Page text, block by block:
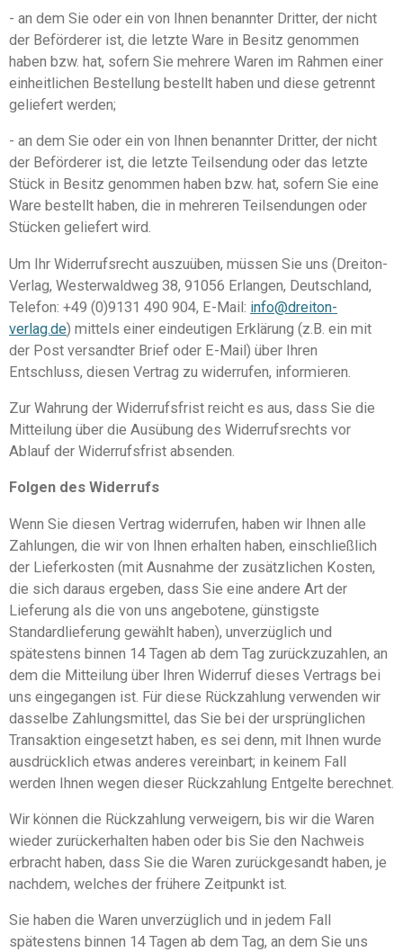
- an dem Sie oder ein von Ihnen benannter Dritter, der nicht
der Beförderer ist, die letzte Ware in Besitz genommen
haben bzw. hat, sofern Sie mehrere Waren im Rahmen einer
einheitlichen Bestellung bestellt haben und diese getrennt
geliefert werden;
- an dem Sie oder ein von Ihnen benannter Dritter, der nicht
der Beförderer ist, die letzte Teilsendung oder das letzte
Stück in Besitz genommen haben bzw. hat, sofern Sie eine
Ware bestellt haben, die in mehreren Teilsendungen oder
Stücken geliefert wird.
Um Ihr Widerrufsrecht auszuüben, müssen Sie uns (Dreiton-
Verlag, Westerwaldweg 38, 91056 Erlangen, Deutschland,
Telefon: +49 (0)9131 490 904, E-Mail: info@dreiton-
verlag.de) mittels einer eindeutigen Erklärung (z.B. ein mit
der Post versandter Brief oder E-Mail) über Ihren
Entschluss, diesen Vertrag zu widerrufen, informieren.
Zur Wahrung der Widerrufsfrist reicht es aus, dass Sie die
Mitteilung über die Ausübung des Widerrufsrechts vor
Ablauf der Widerrufsfrist absenden.
Folgen des Widerrufs
Wenn Sie diesen Vertrag widerrufen, haben wir Ihnen alle
Zahlungen, die wir von Ihnen erhalten haben, einschließlich
der Lieferkosten (mit Ausnahme der zusätzlichen Kosten,
die sich daraus ergeben, dass Sie eine andere Art der
Lieferung als die von uns angebotene, günstigste
Standardlieferung gewählt haben), unverzüglich und
spätestens binnen 14 Tagen ab dem Tag zurückzuzahlen, an
dem die Mitteilung über Ihren Widerruf dieses Vertrags bei
uns eingegangen ist. Für diese Rückzahlung verwenden wir
dasselbe Zahlungsmittel, das Sie bei der ursprünglichen
Transaktion eingesetzt haben, es sei denn, mit Ihnen wurde
ausdrücklich etwas anderes vereinbart; in keinem Fall
werden Ihnen wegen dieser Rückzahlung Entgelte berechnet.
Wir können die Rückzahlung verweigern, bis wir die Waren
wieder zurückerhalten haben oder bis Sie den Nachweis
erbracht haben, dass Sie die Waren zurückgesandt haben, je
nachdem, welches der frühere Zeitpunkt ist.
Sie haben die Waren unverzüglich und in jedem Fall
spätestens binnen 14 Tagen ab dem Tag, an dem Sie uns